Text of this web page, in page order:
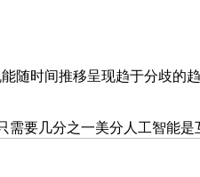
时间推移呈现趋于分歧的
几分之一美分人工智能是